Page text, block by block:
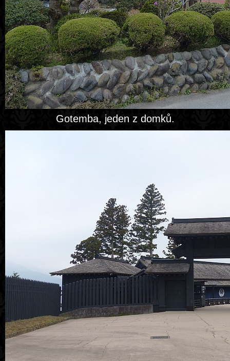
Gotemba, jeden z domků.